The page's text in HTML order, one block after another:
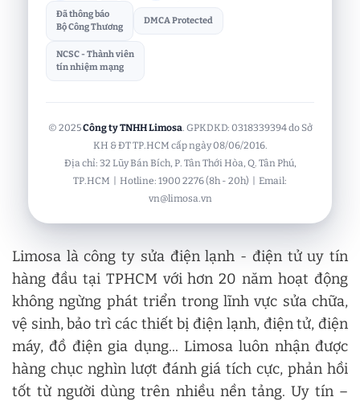
Đã thông báo
Bộ Công Thương
DMCA Protected
NCSC - Thành viên
tín nhiệm mạng
© 2025Công ty TNHH Limosa. GPKDKD: 0318339394 do Sở
KH & ĐT TP.HCM cấp ngày 08/06/2016.
Địa chỉ: 32 Lũy Bán Bích, P. Tân Thới Hòa, Q. Tân Phú,
TP.HCM | Hotline: 1900 2276 (8h - 20h) | Email:
vn@limosa.vn
Limosa là công ty sửa điện lạnh - điện tử uy tín
hàng đầu tại TPHCM với hơn 20 năm hoạt động
không ngừng phát triển trong lĩnh vực sửa chữa,
vệ sinh, bảo trì các thiết bị điện lạnh, điện tử, điện
máy, đồ điện gia dụng... Limosa luôn nhận được
hàng chục nghìn lượt đánh giá tích cực, phản hồi
tốt từ người dùng trên nhiều nền tảng. Uy tín –